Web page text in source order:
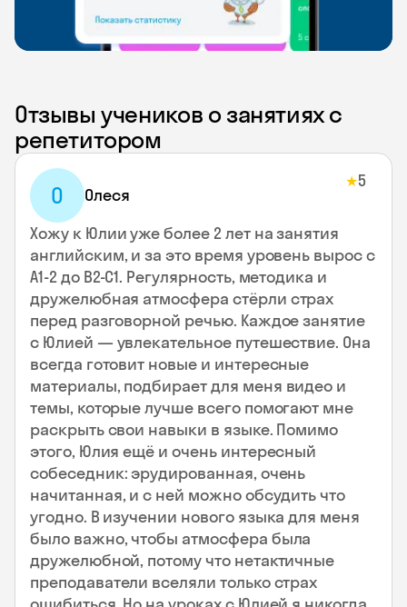
Отзывы учеников о занятиях с
репетитором
О Олеся
★5
Хожу к Юлии уже более 2 лет на занятия
английским, и за это время уровень вырос с
А1-2 до В2-С1. Регулярность, методика и
дружелюбная атмосфера стёрли страх
перед разговорной речью. Каждое занятие
с Юлией — увлекательное путешествие. Она
всегда готовит новые и интересные
материалы, подбирает для меня видео и
темы, которые лучше всего помогают мне
раскрыть свои навыки в языке. Помимо
этого, Юлия ещё и очень интересный
собеседник: эрудированная, очень
начитанная, и с ней можно обсудить что
угодно. В изучении нового языка для меня
было важно, чтобы атмосфера была
дружелюбной, потому что нетактичные
преподаватели вселяли только страх